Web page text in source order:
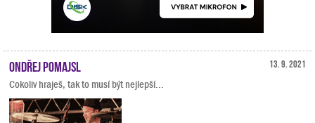
13. 9. 2021
Ondřej Pomajsl
Cokoliv hraješ, tak to musí být nejlepší...